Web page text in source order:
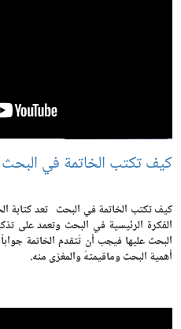
كيف تكتب الخاتمة في البحث
كيف تكتب الخاتمة في البحث تعد كتابة
الفكرة الرئيسية في البحث وتعمد على
البحث عليها فيجب أن تُتقدم الخاتمة
أهمية البحث وماقيمتهُ والمغزى منه.